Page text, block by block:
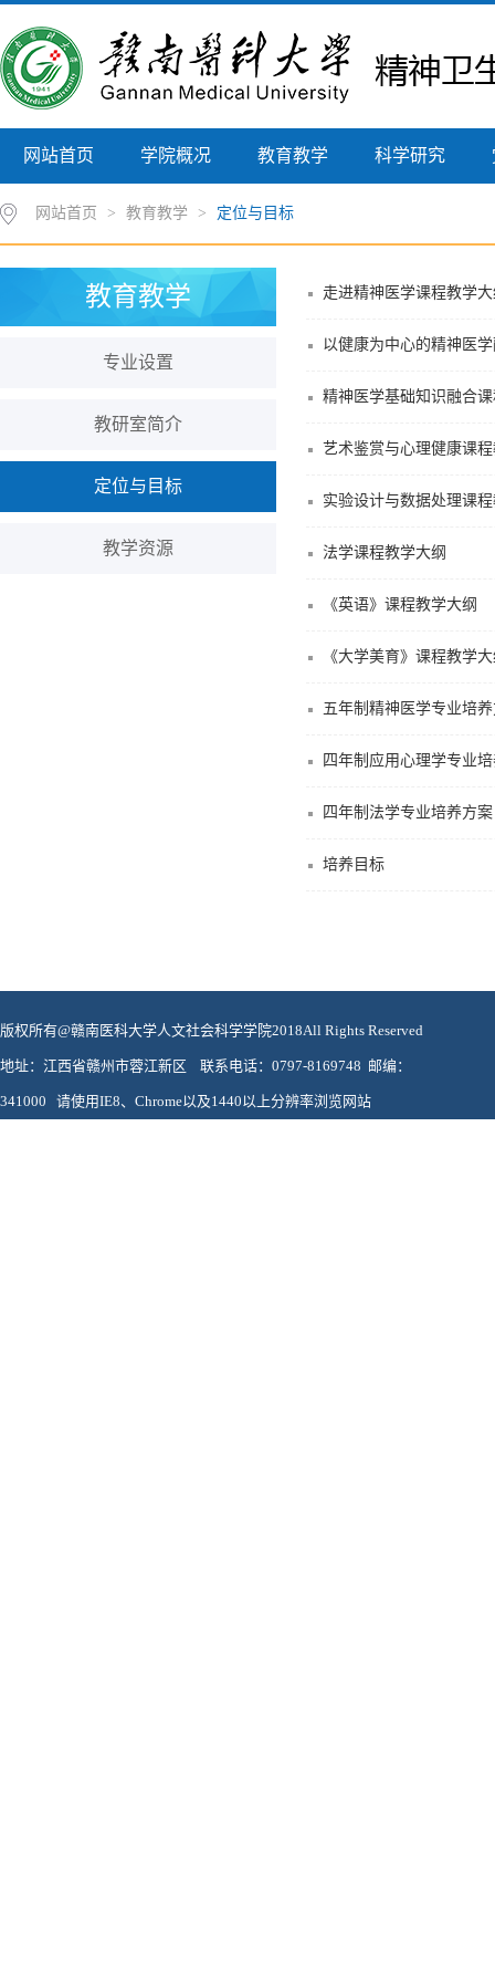
网站首页 学院概况 教育教学 科学研究
网站首页 > 教育教学 > 定位与目标
教育教学
专业设置
教研室简介
定位与目标
教学资源
走进精神医学课程教学
以健康为中心的精神医
精神医学基础知识融合
艺术鉴赏与心理健康课
实验设计与数据处理课
法学课程教学大纲
《英语》课程教学大纲
《大学美育》课程教学
五年制精神医学专业培
四年制应用心理学专业
四年制法学专业培养方
培养目标
版权所有@赣南医科大学人文社会科学学院2018All Rights Reserved
地址：江西省赣州市蓉江新区 联系电话：0797-8169748 邮编：
341000 请使用IE8、Chrome以及1440以上分辨率浏览网站